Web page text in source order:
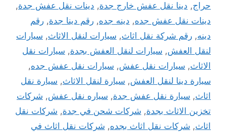
حراج, دينا نقل عفش خارج جدة, دينات نقل عفش جدة,
دينات نقل عفش جده, دينه جده, رقم دينا جدة, رقم
دينه, رقم شركة نقل اثاث, سيارات لنقل الاثاث, سيارات
لنقل العفش, سيارات لنقل العفش بجدة, سيارات نقل
الاثاث, سيارات نقل عفش, سيارات نقل عفش جده,
سيارة دينا لنقل العفش, سيارة لنقل الاثاث, سيارة نقل
اثاث, سيارة نقل عفش جدة, سياره نقل عفش, شركات
تخزين الاثاث بجدة, شركات شحن في جدة, شركات نقل
اثاث, شركات نقل اثاث بجده, شركات نقل اثاث في